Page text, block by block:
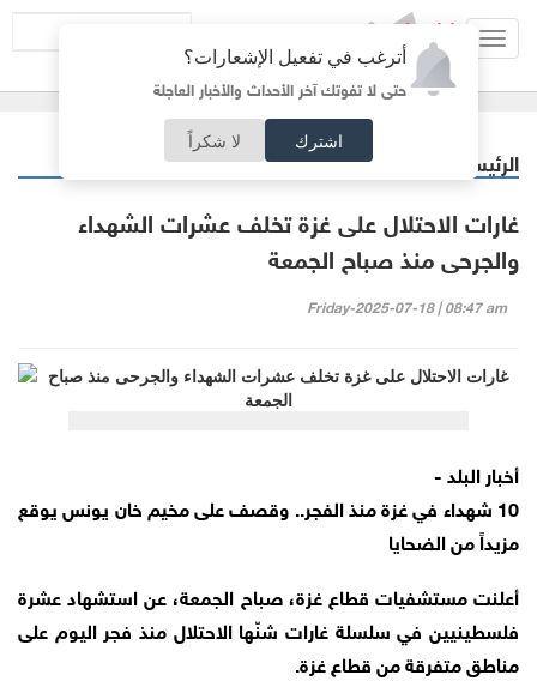
أترغب في تفعيل الإشعارات؟
حتى لا تفوتك آخر الأحداث والأخبار العاجلة
اشترك لا شكراً
الرئيسية عربي دولي
غارات الاحتلال على غزة تخلف عشرات الشهداء
والجرحى منذ صباح الجمعة
Friday-2025-07-18 | 08:47 am
أخبار البلد -
10 شهداء في غزة منذ الفجر.. وقصف على مخيم خان يونس يوقع
مزيداً من الضحايا
أعلنت مستشفيات قطاع غزة، صباح الجمعة، عن استشهاد عشرة
فلسطينيين في سلسلة غارات شنّها الاحتلال منذ فجر اليوم على
مناطق متفرقة من قطاع غزة.